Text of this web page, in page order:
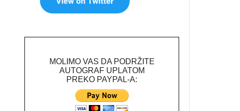
MOLIMO VAS DA PODRŽITE
AUTOGRAF UPLATOM
PREKO PAYPAL-A: